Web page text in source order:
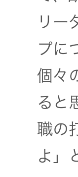
リー
プに
個々
ると
職の
よ」